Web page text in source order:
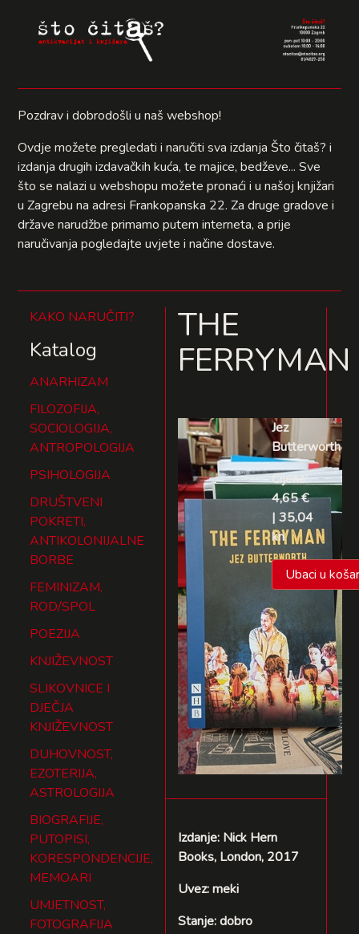
Pozdrav i dobrodošli u naš webshop!
Ovdje možete pregledati i naručiti sva izdanja Što čitaš? i
izdanja drugih izdavačkih kuća, te majice, bedževe... Sve
što se nalazi u webshopu možete pronaći i u našoj knjižari
u Zagrebu na adresi Frankopanska 22. Za druge gradove i
države narudžbe primamo putem interneta, a prije
naručivanja pogledajte uvjete i načine dostave.
KAKO NARUČITI?
Katalog
ANARHIZAM
FILOZOFIJA,
SOCIOLOGIJA,
ANTROPOLOGIJA
PSIHOLOGIJA
DRUŠTVENI
POKRETI,
ANTIKOLONIJALNE
BORBE
FEMINIZAM,
ROD/SPOL
POEZIJA
KNJIŽEVNOST
SLIKOVNICE I
DJEČJA
KNJIŽEVNOST
DUHOVNOST,
EZOTERIJA,
ASTROLOGIJA
BIOGRAFIJE,
PUTOPISI,
KORESPONDENCIJE,
MEMOARI
UMJETNOST,
FOTOGRAFIJA
THE
FERRYMAN
Jez
Butterworth
Cijena:
4,65 €
| 35,04
kn
Ubaci u
Izdanje: Nick Hern
Books, London, 2017
Uvez: meki
Stanje: dobro